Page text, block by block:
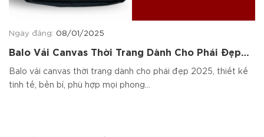
Ngày đăng: 08/01/2025
Balo Vải Canvas Thời Trang Dành Cho Phái Đẹp
2025
Balo vải canvas thời trang dành cho phái đẹp 2025, thiết kế
tinh tế, bền bỉ, phù hợp mọi phong...